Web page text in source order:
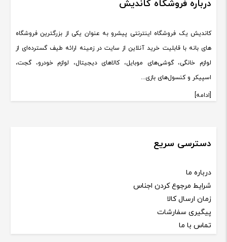
درباره فروشگاه کاندیش
کاندیش یک فروشگاه اینترنتی پیشرو به عنوان یکی از بزرگترین فروشگاه
های بانه با قابلیت خرید آنلاین از سایت در زمینه ارائه طیف گسترده‌ای از
لوازم خانگی، گوشی‌های موبایل، کالاهای دیجیتال، لوازم خودرو، گجت،
اسپیکر و کنسول‌های بازی...
[ادامه]
دسترسی سریع
درباره ما
شرایط مرجوع کردن اجناس
زمان ارسال کالا
پیگیری سفارشات
تماس با ما